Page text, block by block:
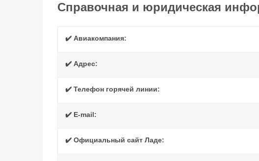
Справочная и юридическая
✔️ Авиакомпания:
✔️ Адрес:
✔️ Телефон горячей линии:
✔️ E-mail:
✔️ Официальный сайт Ладе: